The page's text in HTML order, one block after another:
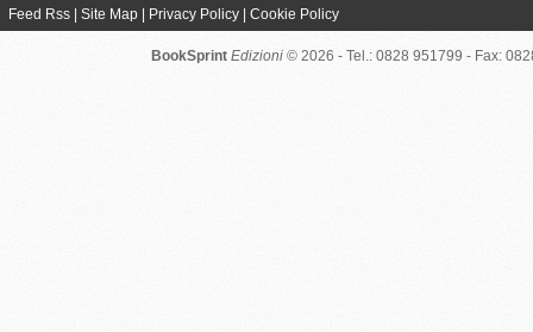
Feed Rss Site Map Privacy Policy Cookie Policy
BookSprint Edizioni © 2026 - Tel.: 0828 951799 - Fax: